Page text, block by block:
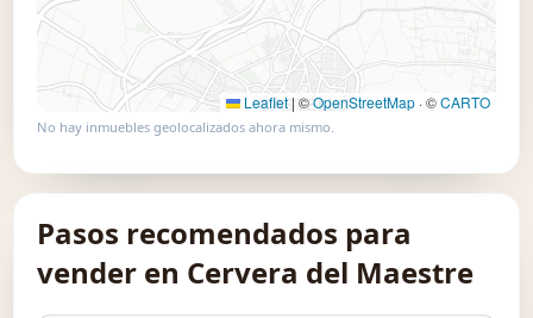
Leaflet | ©OpenStreetMap· ©CARTO
No hay inmuebles geolocalizados ahora mismo.
Pasos recomendados para
vender en Cervera del Maestre